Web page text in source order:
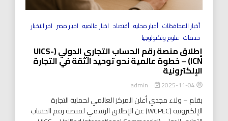
أخبار المحافظات أخبار محليه أقتصاد اخبار عالميه اخبار مصر اخر الاخبار
خدمات علوم وتكنولوجيا
إطلاق منصة رقم الحساب التجاري الدولي (UICS-
ICN) – خطوة عالمية نحو توحيد الثقة في التجارة
الإلكترونية
2025-11-04
بقلم – ولاء مجدي أعلن المركز العالمي لحماية التجارة
الإلكترونية (WCPEC) عن الإطلاق الرسمي لمنصة رقم الحساب